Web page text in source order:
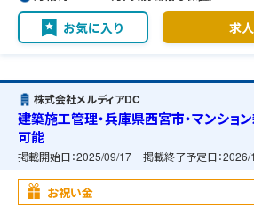
お気に入り 求
株式会社メルディアDC
建築施工管理・兵庫県西宮市・マンショ
可能
掲載開始日：2025/09/17 掲載終了予定日：2026/
お祝い金